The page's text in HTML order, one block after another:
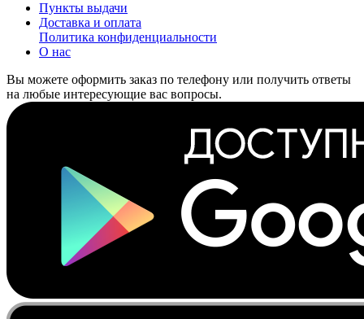
Пункты выдачи
Доставка и оплата
Политика конфиденциальности
О нас
Вы можете оформить заказ по телефону или получить ответы
на любые интересующие вас вопросы.